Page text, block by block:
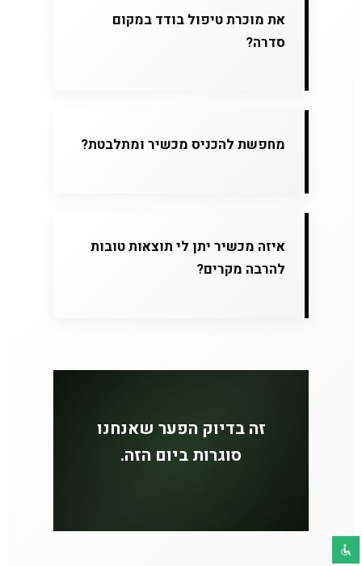
את מוכרת טיפול בודד במקום
סדרה?
מחפשת להכניס מכשיר ומתלבטת?
איזה מכשיר יתן לי תוצאות טובות
להרבה מקרים?
זה בדיוק הפער שאנחנו
סוגרות ביום הזה.